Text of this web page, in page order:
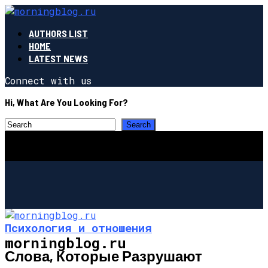
AUTHORS LIST
HOME
LATEST NEWS
Connect with us
Hi, What Are You Looking For?
morningblog.ru
Психология и отношения
Слова, Которые Разрушают